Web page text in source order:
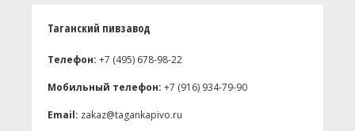
Таганский пивзавод
Телефон: +7 (495) 678-98-22
Мобильный телефон: +7 (916) 934-79-90
Email: zakaz@tagankapivo.ru